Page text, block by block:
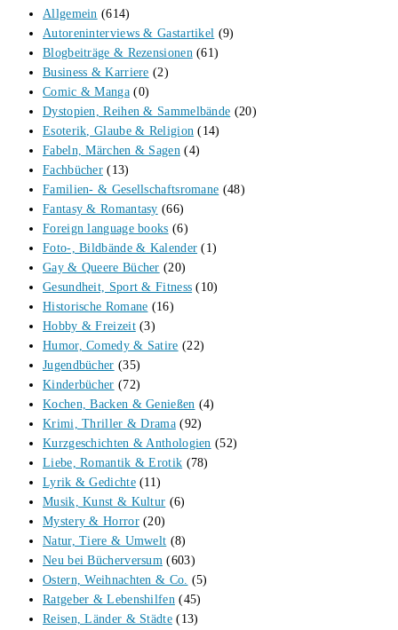
Allgemein (614)
Autoreninterviews & Gastartikel (9)
Blogbeiträge & Rezensionen (61)
Business & Karriere (2)
Comic & Manga (0)
Dystopien, Reihen & Sammelbände (20)
Esoterik, Glaube & Religion (14)
Fabeln, Märchen & Sagen (4)
Fachbücher (13)
Familien- & Gesellschaftsromane (48)
Fantasy & Romantasy (66)
Foreign language books (6)
Foto-, Bildbände & Kalender (1)
Gay & Queere Bücher (20)
Gesundheit, Sport & Fitness (10)
Historische Romane (16)
Hobby & Freizeit (3)
Humor, Comedy & Satire (22)
Jugendbücher (35)
Kinderbücher (72)
Kochen, Backen & Genießen (4)
Krimi, Thriller & Drama (92)
Kurzgeschichten & Anthologien (52)
Liebe, Romantik & Erotik (78)
Lyrik & Gedichte (11)
Musik, Kunst & Kultur (6)
Mystery & Horror (20)
Natur, Tiere & Umwelt (8)
Neu bei Bücherversum (603)
Ostern, Weihnachten & Co. (5)
Ratgeber & Lebenshilfen (45)
Reisen, Länder & Städte (13)